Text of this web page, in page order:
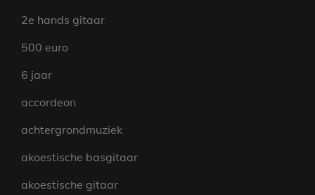
2e hands gitaar
500 euro
6 jaar
accordeon
achtergrondmuziek
akoestische basgitaar
akoestische gitaar